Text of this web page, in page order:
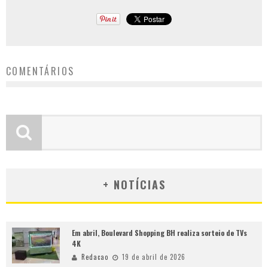
COMENTÁRIOS
+ NOTÍCIAS
Em abril, Boulevard Shopping BH realiza sorteio de TVs
4K
Redacao 19 de abril de 2026